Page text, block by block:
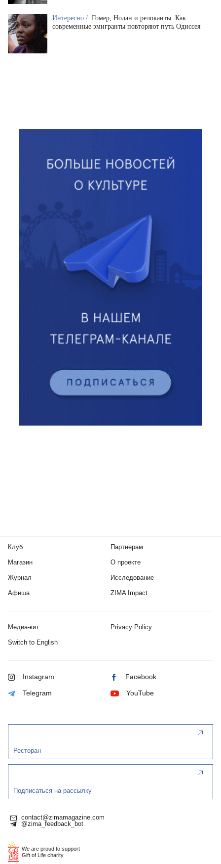
Интересно / Гомер, Нолан и релоканты. Как
современные эмигранты повторяют путь Одиссея
Клуб
Магазин
Журнал
Афиша
Партнерам
О проекте
Исследование
ZIMA Impact
Медиа-кит Privacy Policy
Switch to English
Instagram Facebook
Telegram YouTube
Ресторан
Подписаться на рассылку
contact@zimamagazine.com
@zima_feedback_bot
We are proud to support
Gift of Life charity